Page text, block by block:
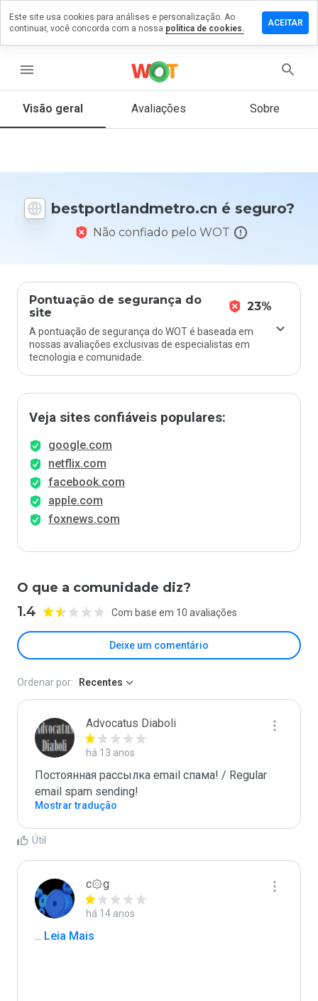
menu
Visão geral Avaliações Sobre
bestportlandmetro.cn é seguro?
Não confiado pelo WOT
Pontuação de segurança do
site
23%
A pontuação de segurança do WOT é baseada em
nossas avaliações exclusivas de especialistas em
tecnologia e comunidade.
Veja sites confiáveis populares:
google.com
netflix.com
facebook.com
apple.com
foxnews.com
O que a comunidade diz?
1.4 Com base em 10 avaliações
Deixe um comentário
comentário
De 1
nota
daria
este
Ordenar por: Recentes
Advocatus Diaboli
há 13 anos
Постоянная рассылка email спама! / Regular
email spam sending!
Mostrar tradução
Útil
c۞g
há 14 anos
... Leia Mais
Este site usa cookies para análises e personalização. Ao
continuar, você concorda com a nossa política de cookies.
ACEITAR